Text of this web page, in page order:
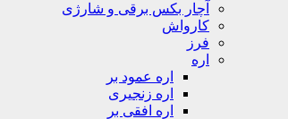
آچار بکس برقی و شارژی
کارواش
فرز
اره
اره عمود بر
اره زنجیری
اره افقی بر